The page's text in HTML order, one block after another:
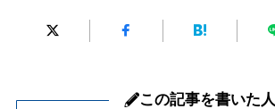
この記事を書いた人